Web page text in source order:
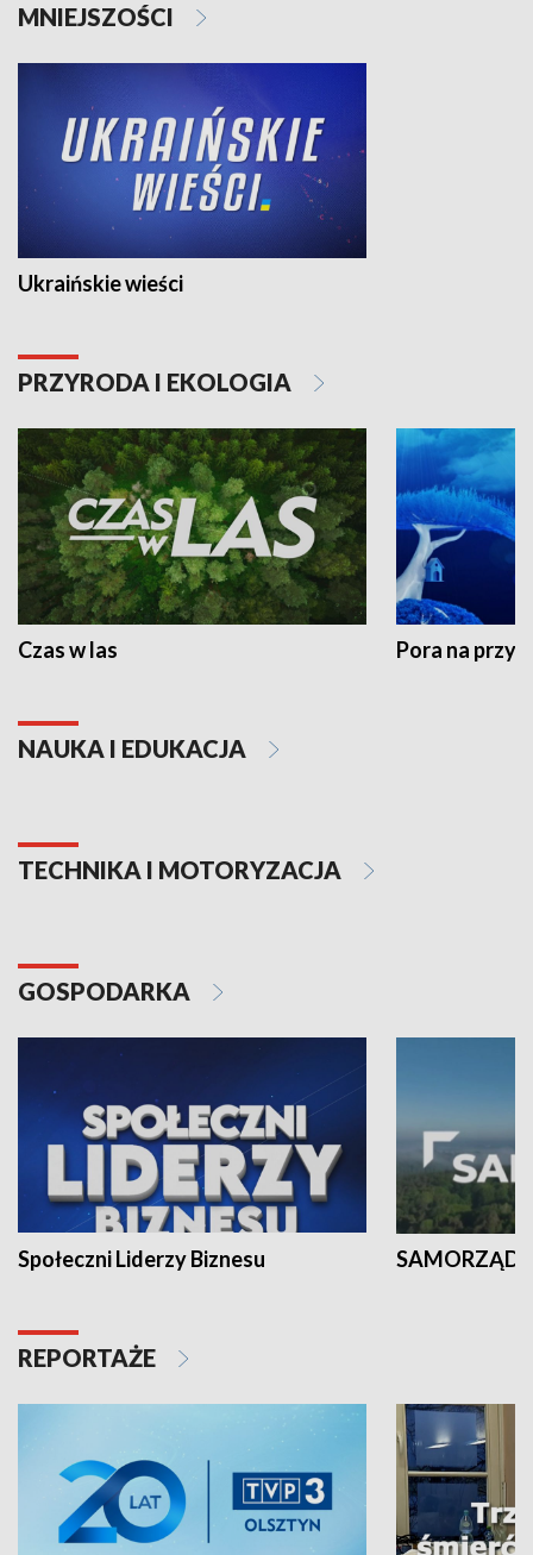
MNIEJSZOŚCI
Ukraińskie wieści
PRZYRODA I EKOLOGIA
Czas w las Pora na
NAUKA I EDUKACJA
TECHNIKA I MOTORYZACJA
GOSPODARKA
Społeczni Liderzy Biznesu SAMORZĄD
REPORTAŻE